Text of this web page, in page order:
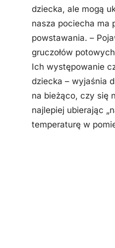
dziecka, ale mogą
nasza pociecha ma
powstawania. –
gruczołów
Ich występowanie
dziecka – wyjaśnia
na bieżąco, czy się
najlepiej ubierając
temperaturę w